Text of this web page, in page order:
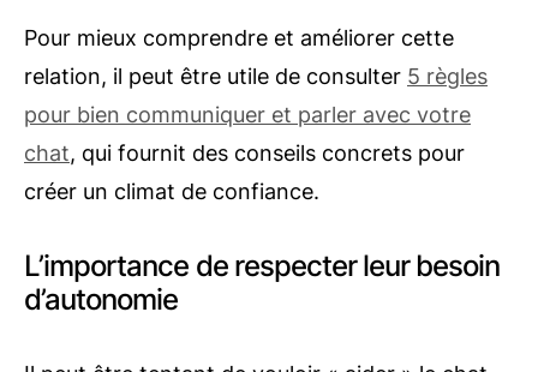
Pour mieux comprendre et améliorer cette
relation, il peut être utile de consulter 5 règles
pour bien communiquer et parler avec votre
chat, qui fournit des conseils concrets pour
créer un climat de confiance.
L’importance de respecter leur besoin
d’autonomie